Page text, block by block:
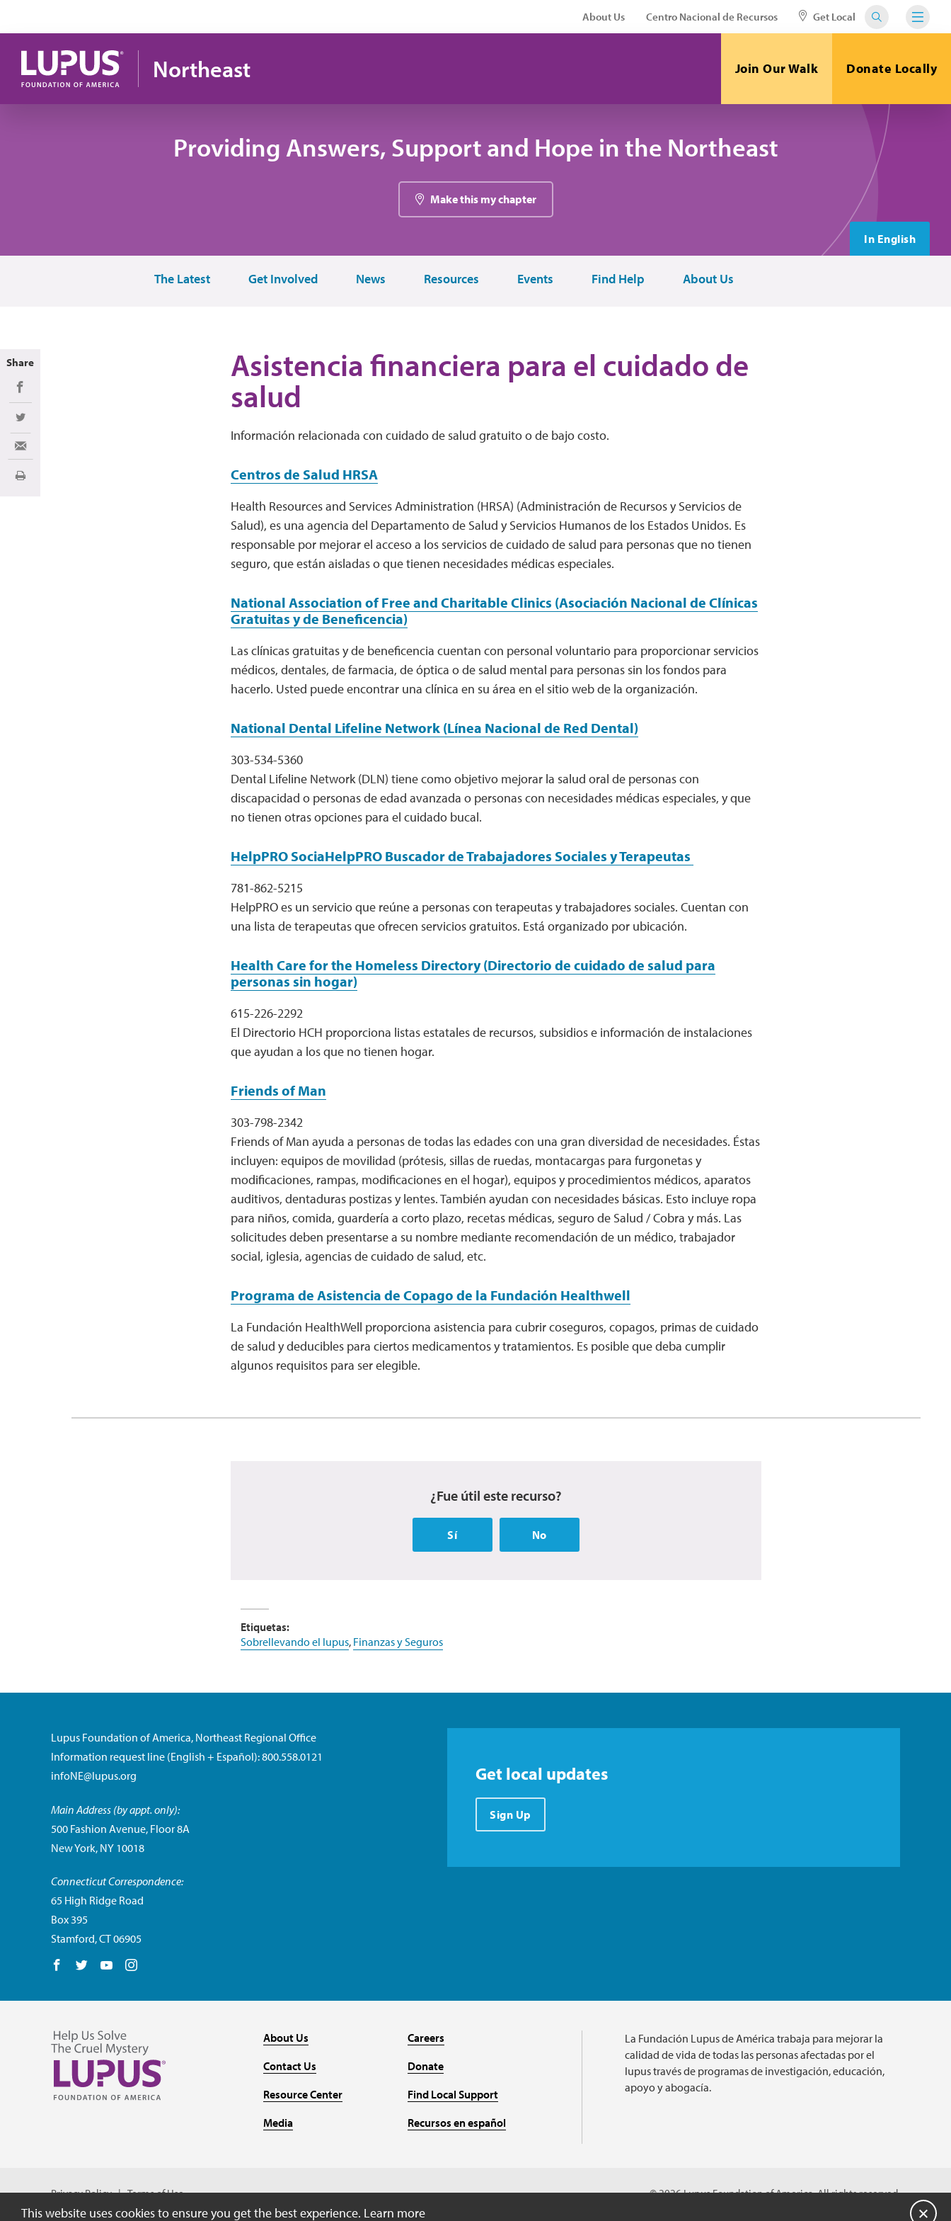
About Us Centro Nacional de Recursos Get Local
Northeast Join Our Walk Donate Locally
Providing Answers, Support and Hope in the Northeast
Make this my chapter
In English
The Latest Get Involved News Resources Events Find Help About Us
Asistencia financiera para el cuidado de
salud
Información relacionada con cuidado de salud gratuito o de bajo costo.
Centros de Salud HRSA
Health Resources and Services Administration (HRSA) (Administración de Recursos y Servicios de
Salud), es una agencia del Departamento de Salud y Servicios Humanos de los Estados Unidos. Es
responsable por mejorar el acceso a los servicios de cuidado de salud para personas que no tienen
seguro, que están aisladas o que tienen necesidades médicas especiales.
National Association of Free and Charitable Clinics (Asociación Nacional de Clínicas
Gratuitas y de Beneficencia)
Las clínicas gratuitas y de beneficencia cuentan con personal voluntario para proporcionar servicios
médicos, dentales, de farmacia, de óptica o de salud mental para personas sin los fondos para
hacerlo. Usted puede encontrar una clínica en su área en el sitio web de la organización.
National Dental Lifeline Network (Línea Nacional de Red Dental)
303-534-5360
Dental Lifeline Network (DLN) tiene como objetivo mejorar la salud oral de personas con
discapacidad o personas de edad avanzada o personas con necesidades médicas especiales, y que
no tienen otras opciones para el cuidado bucal.
HelpPRO SociaHelpPRO Buscador de Trabajadores Sociales y Terapeutas
781-862-5215
HelpPRO es un servicio que reúne a personas con terapeutas y trabajadores sociales. Cuentan con
una lista de terapeutas que ofrecen servicios gratuitos. Está organizado por ubicación.
Health Care for the Homeless Directory (Directorio de cuidado de salud para
personas sin hogar)
615-226-2292
El Directorio HCH proporciona listas estatales de recursos, subsidios e información de instalaciones
que ayudan a los que no tienen hogar.
Friends of Man
303-798-2342
Friends of Man ayuda a personas de todas las edades con una gran diversidad de necesidades. Éstas
incluyen: equipos de movilidad (prótesis, sillas de ruedas, montacargas para furgonetas y
modificaciones, rampas, modificaciones en el hogar), equipos y procedimientos médicos, aparatos
auditivos, dentaduras postizas y lentes. También ayudan con necesidades básicas. Esto incluye ropa
para niños, comida, guardería a corto plazo, recetas médicas, seguro de Salud / Cobra y más. Las
solicitudes deben presentarse a su nombre mediante recomendación de un médico, trabajador
social, iglesia, agencias de cuidado de salud, etc.
Programa de Asistencia de Copago de la Fundación Healthwell
La Fundación HealthWell proporciona asistencia para cubrir coseguros, copagos, primas de cuidado
de salud y deducibles para ciertos medicamentos y tratamientos. Es posible que deba cumplir
algunos requisitos para ser elegible.
¿Fue útil este recurso?
Sí No
Etiquetas:
Sobrellevando el lupus, Finanzas y Seguros
Share
Share on Facebook
Share on Twitter
Share via Email
Imprimir
Lupus Foundation of America, Northeast Regional Office
Information request line (English + Español): 800.558.0121
infoNE@lupus.org
Main Address (by appt. only):
500 Fashion Avenue, Floor 8A
New York, NY 10018
Connecticut Correspondence:
65 High Ridge Road
Box 395
Stamford, CT 06905
Follow us on Facebook
Follow us on Twitter
Follow us on YouTube
Get local updates
Sign Up
About Us
Contact Us
Resource Center
Media
Careers
Donate
Find Local Support
Recursos en español
La Fundación Lupus de América trabaja para mejorar la
calidad de vida de todas las personas afectadas por el
lupus través de programas de investigación, educación,
apoyo y abogacía.
Privacy Policy Terms of Use
© 2026 Lupus Foundation of America. All rights reserved.
This website uses cookies to ensure you get the best experience. Learn more Cerrar